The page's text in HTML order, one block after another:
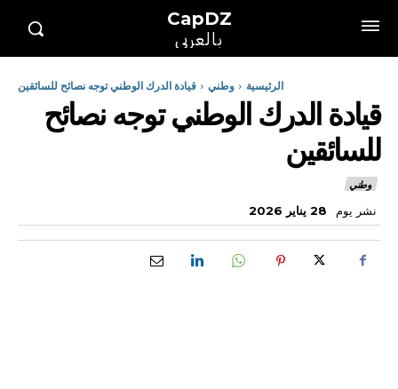
CapDZ
بالعربي
الرئيسية وطني قيادة الدرك الوطني توجه نصائح للسائقين
قيادة الدرك الوطني توجه نصائح
للسائقين
وطني
نشر يوم 28 يناير 2026